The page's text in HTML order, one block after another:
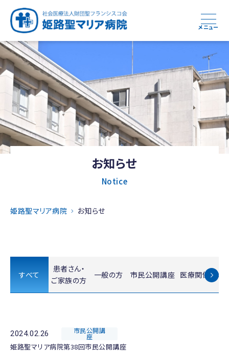
メニュー
お知らせ
Notice
姫路聖マリア病院 お知らせ
すべて
患者さん・
ご家族の方
一般の方 市民公開講座 医療関係者の
2024.02.26 市民公開講
座
姫路聖マリア病院第38回市民公開講座